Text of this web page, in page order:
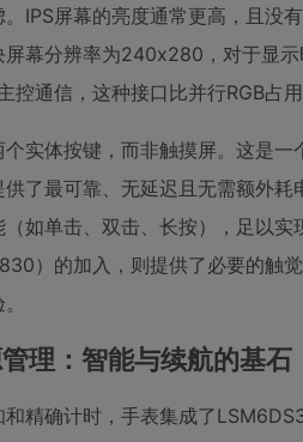
IPS屏幕的亮度通常更高，且没
屏幕分辨率为240x280，对于显
控通信，这种接口比并行RGB占
实体按键，而非触摸屏。这是
了最可靠、无延迟且无需额外
如单击、双击、长按），足以
）的加入，则提供了必要的触
理：智能与续航的基石
精确计时，手表集成了